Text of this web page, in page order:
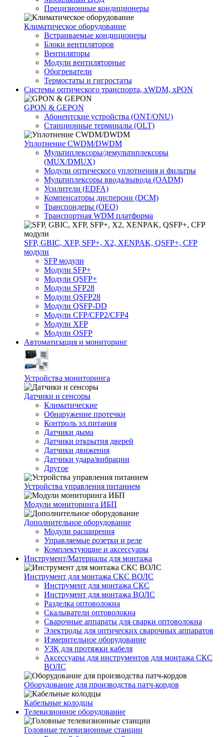
Прецизионные кондиционеры
Климатичeское оборудование
Встраиваемые кондиционеры
Блоки вентиляторов
Вентиляторы
Модули вентиляторные
Обогреватели
Термостаты и гигростаты
Системы оптического транспорта, xWDM, xPON
GPON & GEPON
Абонентские устройства (ONT/ONU)
Станционные терминалы (OLT)
Уплотнение CWDM/DWDM
Мультиплексоры/демультиплексоры
(MUX/DMUX)
Модули оптического уплотнения и фильтры
Мультиплексоры ввода/вывода (OADM)
Усилители (EDFA)
Компенсаторы дисперсии (DCM)
Транспондеры (OEO)
Транспортная WDM платформа
SFP, GBIC, XFP, SFP+, X2, XENPAK, QSFP+, CFP
модули
SFP модули
Модули SFP+
Модули QSFP+
Модули SFP28
Модули QSFP28
Модули QSFP-DD
Модули CFP/CFP2/CFP4
Модули XFP
Модули OSFP
Автоматизация и мониторинг
Устройства мониторинга
Датчики и сенсоры
Климатические
Обнаружение протечки
Контроль эл.питания
Датчики дыма
Датчики открытия дверей
Датчики движения
Датчики удара/вибрации
Другое
Устройства управления питанием
Модули мониторинга ИБП
Дополнительное оборудование
Модули расширения
Управляемые розетки и реле
Комплектующие и аксессуары
Инструмент/Материалы для монтажа
Инструмент для монтажа СКС ВОЛС
Инструмент для монтажа СКС
Инструмент для монтажа ВОЛС
Разделка оптоволокна
Скалыватели оптоволокна
Сварочные аппараты для сварки оптоволокна
Электроды для оптических сварочных аппаратов
Измерительное оборудование
УЗК для протяжки кабеля
Аксессуары для инструментов для монтажа СКС
ВОЛС
Оборудование для производства патч-кордов
Кабельные колодцы
Телевизионное оборудование
Головные телевизионные станции